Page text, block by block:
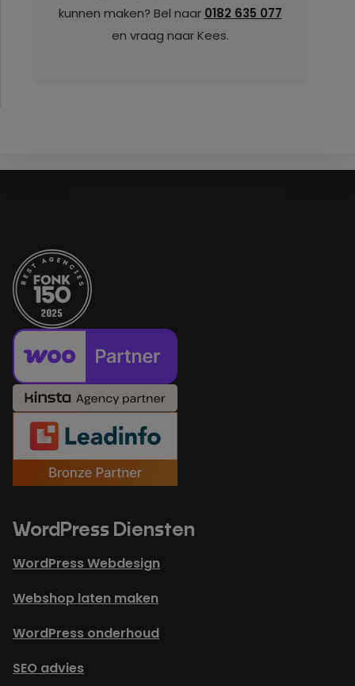
kunnen maken? Bel naar 0182 635 077
en vraag naar Kees.
WordPress Diensten
WordPress Webdesign
Webshop laten maken
WordPress onderhoud
SEO advies